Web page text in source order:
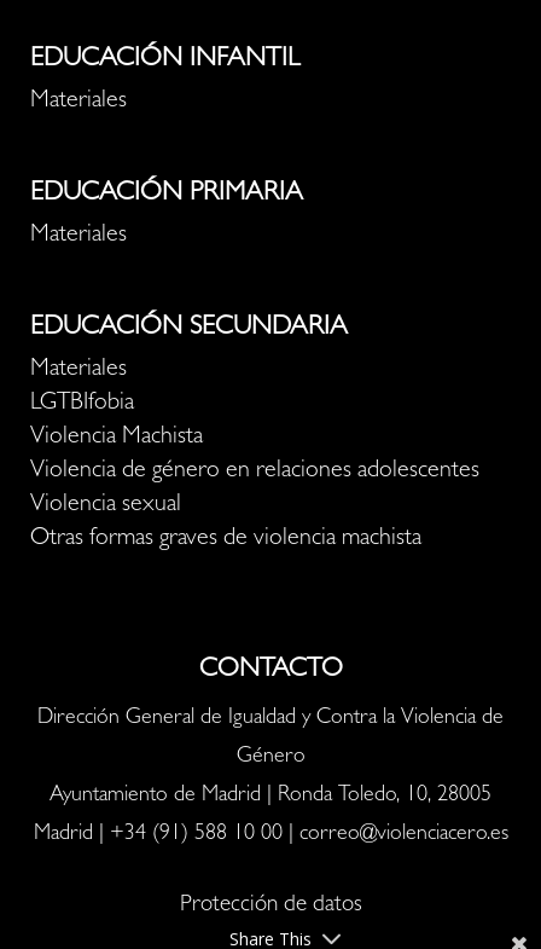
EDUCACIÓN INFANTIL
Materiales
EDUCACIÓN PRIMARIA
Materiales
EDUCACIÓN SECUNDARIA
Materiales
LGTBIfobia
Violencia Machista
Violencia de género en relaciones adolescentes
Violencia sexual
Otras formas graves de violencia machista
CONTACTO
Dirección General de Igualdad y Contra la Violencia de
Género
Ayuntamiento de Madrid | Ronda Toledo, 10, 28005
Madrid | +34 (91) 588 10 00| correo@violenciacero.es
Protección de datos
Share This